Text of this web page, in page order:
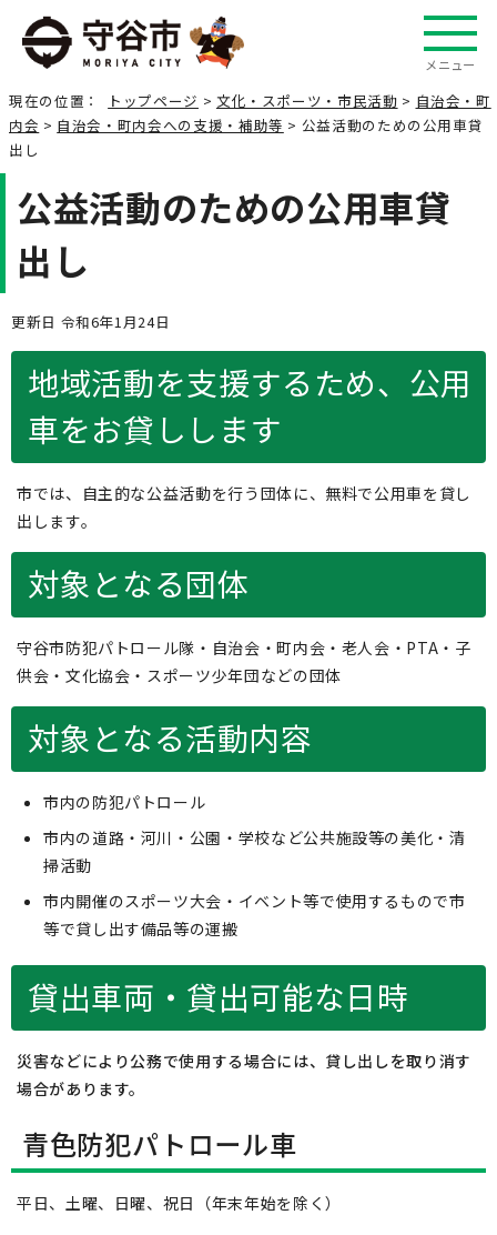
メニュー
現在の位置： トップページ > 文化・スポーツ・市民活動 > 自治会・町
内会 > 自治会・町内会への支援・補助等 > 公益活動のための公用車貸
出し
公益活動のための公用車貸
出し
更新日 令和6年1月24日
地域活動を支援するため、公用
車をお貸しします
市では、自主的な公益活動を行う団体に、無料で公用車を貸し
出します。
対象となる団体
守谷市防犯パトロール隊・自治会・町内会・老人会・PTA・子
供会・文化協会・スポーツ少年団などの団体
対象となる活動内容
市内の防犯パトロール
市内の道路・河川・公園・学校など公共施設等の美化・清
掃活動
市内開催のスポーツ大会・イベント等で使用するもので市
等で貸し出す備品等の運搬
貸出車両・貸出可能な日時
災害などにより公務で使用する場合には、貸し出しを取り消す
場合があります。
青色防犯パトロール車
平日、土曜、日曜、祝日（年末年始を除く）